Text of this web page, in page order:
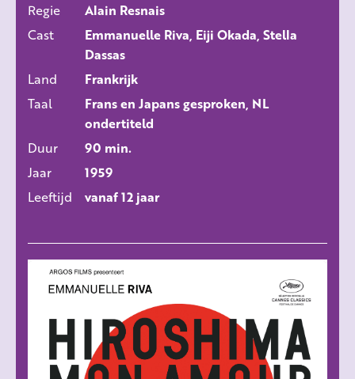
Regie
Alain Resnais
Cast
Emmanuelle Riva, Eiji Okada, Stella
Dassas
Land
Frankrijk
Taal
Frans en Japans gesproken, NL
ondertiteld
Duur
90 min.
Jaar
1959
Leeftijd
vanaf 12 jaar